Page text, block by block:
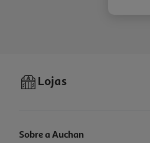
Lojas
Sobre a Auchan